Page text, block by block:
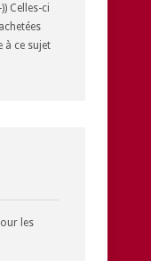
Celles-ci
à ce sujet
les